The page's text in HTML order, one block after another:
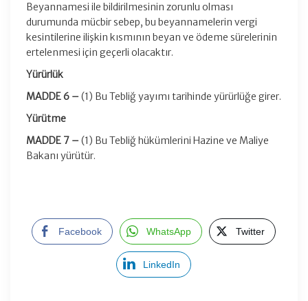
Beyannamesi ile bildirilmesinin zorunlu olması
durumunda mücbir sebep, bu beyannamelerin vergi
kesintilerine ilişkin kısmının beyan ve ödeme sürelerinin
ertelenmesi için geçerli olacaktır.
Yürürlük
MADDE 6 – (1) Bu Tebliğ yayımı tarihinde yürürlüğe girer.
Yürütme
MADDE 7 – (1) Bu Tebliğ hükümlerini Hazine ve Maliye
Bakanı yürütür.
Facebook WhatsApp Twitter
LinkedIn